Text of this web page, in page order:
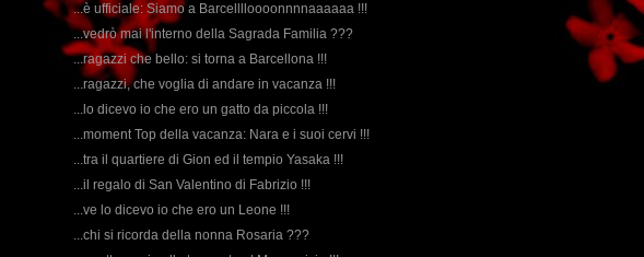
...è ufficiale: Siamo a Barcelllloooonnnnaaaaaa !!!
...vedrò mai l'interno della Sagrada Familia ???
...ragazzi che bello: si torna a Barcellona !!!
...ragazzi, che voglia di andare in vacanza !!!
...lo dicevo io che ero un gatto da piccola !!!
...moment Top della vacanza: Nara e i suoi cervi !!!
...tra il quartiere di Gion ed il tempio Yasaka !!!
...il regalo di San Valentino di Fabrizio !!!
...ve lo dicevo io che ero un Leone !!!
...chi si ricorda della nonna Rosaria ???